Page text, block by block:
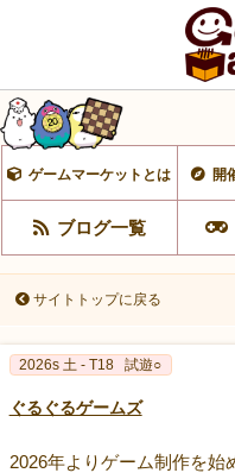
ゲームマーケットとは 開
ブログ一覧
サイトトップに戻る
2026s 土 - T18 試遊○
ぐるぐるゲームズ
2026年よりゲーム制作を始